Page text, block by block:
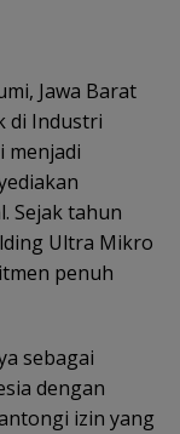
Jawa Barat
di Industri
menjadi
Sejak tahun
Ultra Mikro
penuh
sebagai
dengan
izin yang